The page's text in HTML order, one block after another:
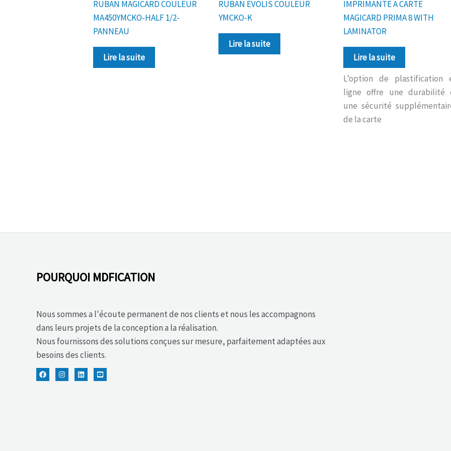
RUBAN MAGICARD COULEUR
MA450YMCKO-HALF 1/2-
PANNEAU
Lire la suite
RUBAN EVOLIS COULEUR
YMCKO-K
Lire la suite
IMPRIMANTE A CARTE
MAGICARD PRIMA 8 WITH
LAMINATOR
Lire la suite
L’option de plastification
ligne offre une durabilité
une sécurité
de la carte
POURQUOI MDFICATION
Nous sommes a l'écoute permanent de nos clients et nous les accompagnons
dans leurs projets de la conception a la réalisation.
Nous fournissons des solutions conçues sur mesure, parfaitement adaptées aux
besoins des clients.